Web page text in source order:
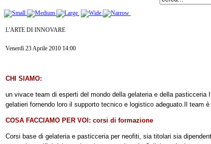
L'ARTE DI INNOVARE
Venerdì 23 Aprile 2010 14:00
CHI SIAMO:
un vivace team di esperti del mondo della gelateria e della pasticceria
gelatieri fornendo loro il supporto tecnico e logistico adeguato. Il team
COSA FACCIAMO PER VOI: corsi di formazione
Corsi base di gelateria e pasticceria per neofiti, sia titolari sia